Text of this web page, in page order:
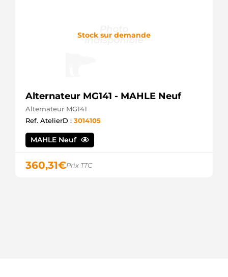
Stock sur demande
Alternateur MG141 - MAHLE Neuf
Alternateur MG141
Ref. AtelierD : 3014105
MAHLE Neuf
360,31€Prix TTC